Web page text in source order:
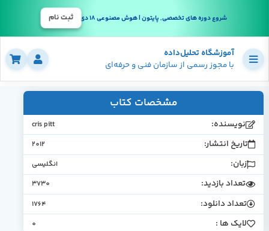
شروع دوره های تخصصی, پایتون | هوش مصنوعی 18 دی ثبت نام
آموزشگاه تحلیل‌داده
با مجوز رسمی از سازمان فنی و حرفه‌ای
مشخصات کتاب
نویسنده: cris pitt
تاریخ انتشار: 2012
زبان: انگلیسی
تعداد بازدید: 3730
تعداد دانلود: 1764
لایک ها : 0